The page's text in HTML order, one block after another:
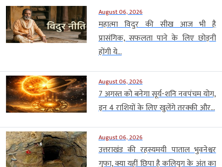
August 06, 2026
महात्मा विदुर की सीख आज भी है
प्रासंगिक, सफलता पाने के लिए छोड़नी
होंगी ये...
August 06, 2026
7 अगस्त को बनेगा सूर्य-शनि नवपंचम योग,
इन 4 राशियों के लिए खुलेंगे तरक्की और...
August 06, 2026
उत्तराखंड की रहस्यमयी पाताल भुवनेश्वर
गुफा, क्या यहीं छिपा है कलियुग के अंत का